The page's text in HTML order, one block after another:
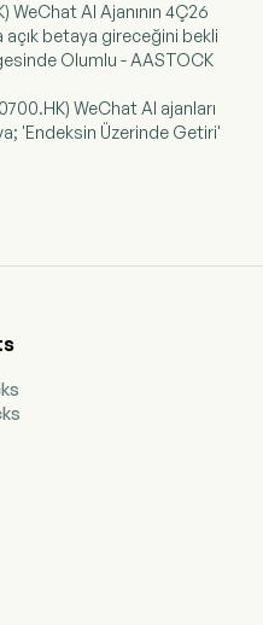
WeChat AI Ajanının 4Ç26
betaya gireceğini bekli
Olumlu - AASTOCK
WeChat AI ajanları
'Endeksin Üzerinde Getiri'